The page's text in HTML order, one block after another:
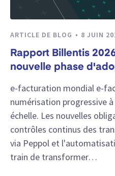
ARTICLE DE BLOG 8 JUIN
Rapport Billentis
nouvelle phase
e-facturation mondial e-
numérisation progressive
échelle. Les nouvelles
contrôles continus des
via Peppol et
train de transformer…